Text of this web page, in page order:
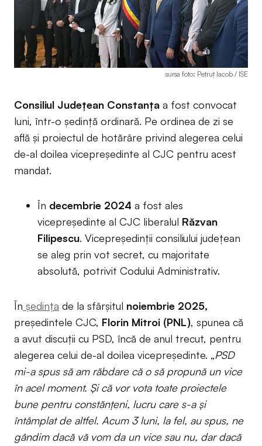
sursa foto: Petruț Iacob / ISE
Consiliul Județean Constanța a fost convocat
luni, într-o ședință ordinară. Pe ordinea de zi se
află și proiectul de hotărâre privind alegerea celui
de-al doilea vicepreședinte al CJC pentru acest
mandat.
În decembrie 2024 a fost ales
vicepreședinte al CJC liberalul Răzvan
Filipescu. Vicepreşedinţii consiliului judeţean
se aleg prin vot secret, cu majoritate
absolută, potrivit Codului Administrativ.
În ședința de la sfârșitul noiembrie 2025,
președintele CJC, Florin Mitroi (PNL), spunea că
a avut discuții cu PSD, încă de anul trecut, pentru
alegerea celui de-al doilea vicepreședinte. „PSD
mi-a spus să am răbdare că o să propună un vice
în acel moment. Și că vor vota toate proiectele
bune pentru constănțeni, lucru care s-a și
întâmplat de altfel. Acum 3 luni, la fel, au spus, ne
gândim dacă vă vom da un vice sau nu, dar dacă